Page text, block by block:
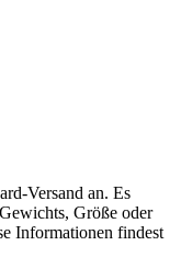
Versand an. Es
Größe oder
Informationen findest